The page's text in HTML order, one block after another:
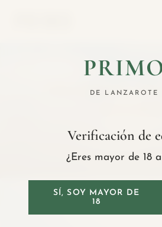
DE LANZAROTE
Verificación de
¿Eres mayor de 18
SÍ, SOY MAYOR DE
18
Malvasía
VOLCÁNICO,
Descubre nuestros